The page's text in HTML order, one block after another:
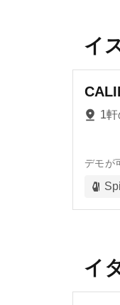
イ
1
デモが
イ